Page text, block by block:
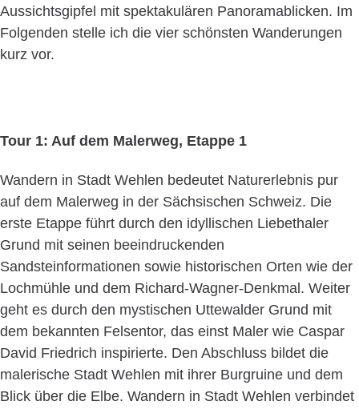
Aussichtsgipfel mit spektakulären Panoramablicken. Im
Folgenden stelle ich die vier schönsten Wanderungen
kurz vor.
Tour 1: Auf dem Malerweg, Etappe 1
Wandern in Stadt Wehlen bedeutet Naturerlebnis pur
auf dem Malerweg in der Sächsischen Schweiz. Die
erste Etappe führt durch den idyllischen Liebethaler
Grund mit seinen beeindruckenden
Sandsteinformationen sowie historischen Orten wie der
Lochmühle und dem Richard-Wagner-Denkmal. Weiter
geht es durch den mystischen Uttewalder Grund mit
dem bekannten Felsentor, das einst Maler wie Caspar
David Friedrich inspirierte. Den Abschluss bildet die
malerische Stadt Wehlen mit ihrer Burgruine und dem
Blick über die Elbe. Wandern in Stadt Wehlen verbindet